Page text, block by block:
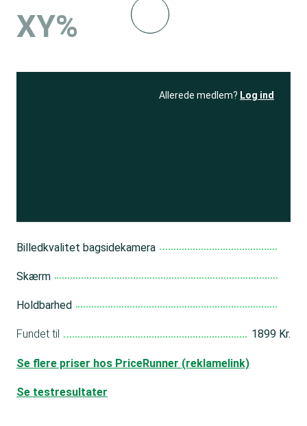
XY%
Allerede medlem? Log ind
Billedkvalitet bagsidekamera
Skærm
Holdbarhed
Fundet til 1899 Kr.
Se flere priser hos PriceRunner (reklamelink)
Se testresultater